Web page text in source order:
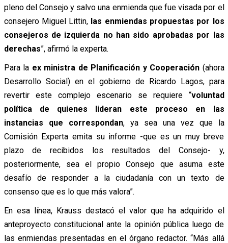
pleno del Consejo y salvo una enmienda que fue visada por el
consejero Miguel Littin, las enmiendas propuestas por los
consejeros de izquierda no han sido aprobadas por las
derechas”, afirmó la experta.
Para la ex ministra de Planificación y Cooperación (ahora
Desarrollo Social) en el gobierno de Ricardo Lagos, para
revertir este complejo escenario se requiere “voluntad
política
de quienes lideran este proceso en las
instancias que correspondan, ya sea una vez que la
Comisión Experta emita su informe -que es un muy breve
plazo de recibidos los resultados del Consejo- y,
posteriormente, sea el propio Consejo que asuma este
desafío de responder a la ciudadanía con un texto de
consenso que es lo que más valora”.
En esa línea, Krauss destacó el valor que ha adquirido el
anteproyecto constitucional ante la opinión pública luego de
las enmiendas presentadas en el órgano redactor. “Más allá